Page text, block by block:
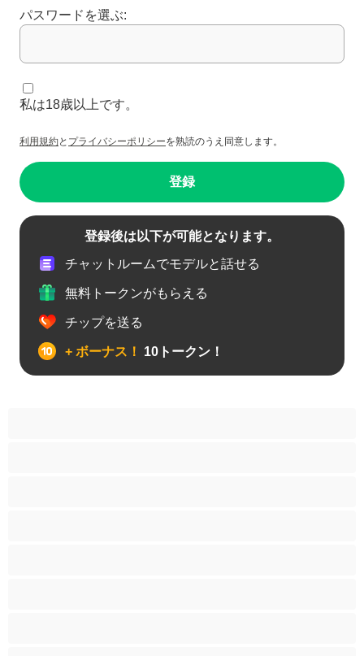
パスワードを選ぶ:
私は18歳以上です。
利用規約と プライバシーポリシーを熟読のうえ同意します。
登録
登録後は以下が可能となります。
チャットルームでモデルと話せる
無料トークンがもらえる
チップを送る
+ ボーナス！ 10トークン！